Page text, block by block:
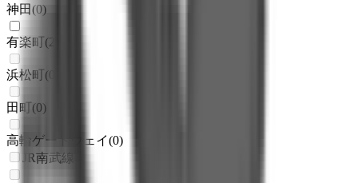
神田(0)
有楽町(2
浜松町(0
田町(0)
高輪ゲートウェイ(0)
JR南武線